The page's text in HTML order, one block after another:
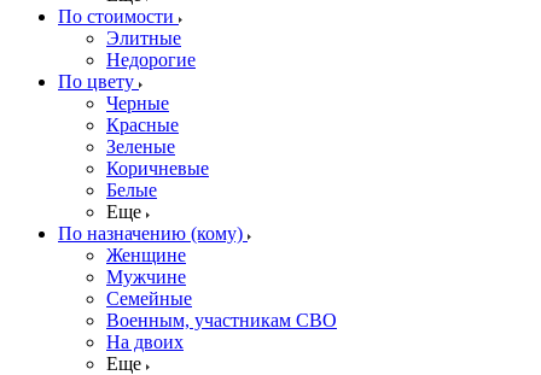
По стоимости
Элитные
Недорогие
По цвету
Черные
Красные
Зеленые
Коричневые
Белые
Еще
По назначению (кому)
Женщине
Мужчине
Семейные
Военным, участникам СВО
На двоих
Еще